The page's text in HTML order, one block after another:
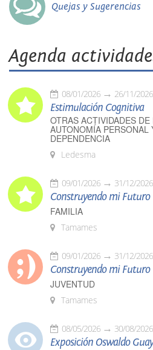
Quejas y Sugerencias
Agenda
08/01/2026 26/11/2026
Estimulación Cognitiva
OTRAS ACTIVIDADES
AUTONOMÍA PERSONAL
DEPENDENCIA
Ledesma
09/01/2026 31/12/2026
Construyendo mi Futuro
FAMILIA
Tamames
09/01/2026 31/12/2026
Construyendo mi Futuro
JUVENTUD
Tamames
08/05/2026 30/08/2026
Exposición Oswaldo